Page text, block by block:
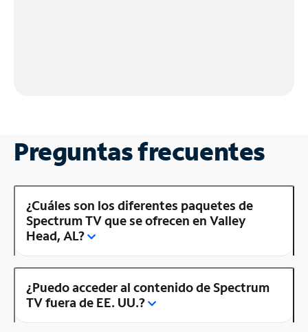
Preguntas frecuentes
¿Cuáles son los diferentes paquetes de
Spectrum TV que se ofrecen en Valley
Head, AL?
¿Puedo acceder al contenido de Spectrum
TV fuera de EE. UU.?